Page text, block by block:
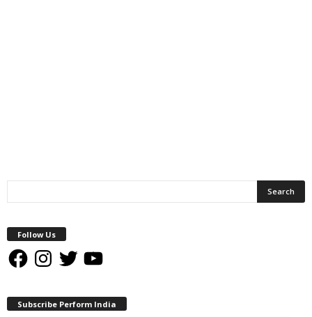
Follow Us
FacebookInstagram
Twitter YouTube
Subscribe Perform India